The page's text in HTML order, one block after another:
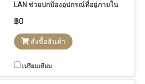
LAN ช่วยปกป้องอุปกรณ์ที่อยู่ภายใน
จากไฟฟ้าสถิต ป้องกันกระแสไฟฟ้า
กระชาก และฟ้าผ่า เพื่อป้องกัน กระแส
ไฟฟ้ากระชากจากฟ้าผ่า ทำความเสีย
Access Point แบบภายนอก
฿0
สั่งซื้อสินค้า
เปรียบเทียบ